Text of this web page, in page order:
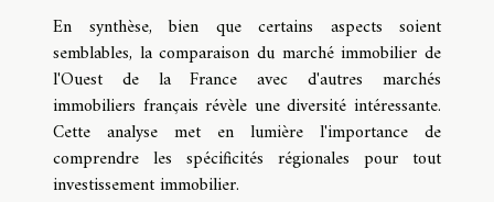
En synthèse, bien que certains aspects soient
semblables, la comparaison du marché immobilier de
l'Ouest de la France avec d'autres marchés
immobiliers français révèle une diversité intéressante.
Cette analyse met en lumière l'importance de
comprendre les spécificités régionales pour tout
investissement immobilier.